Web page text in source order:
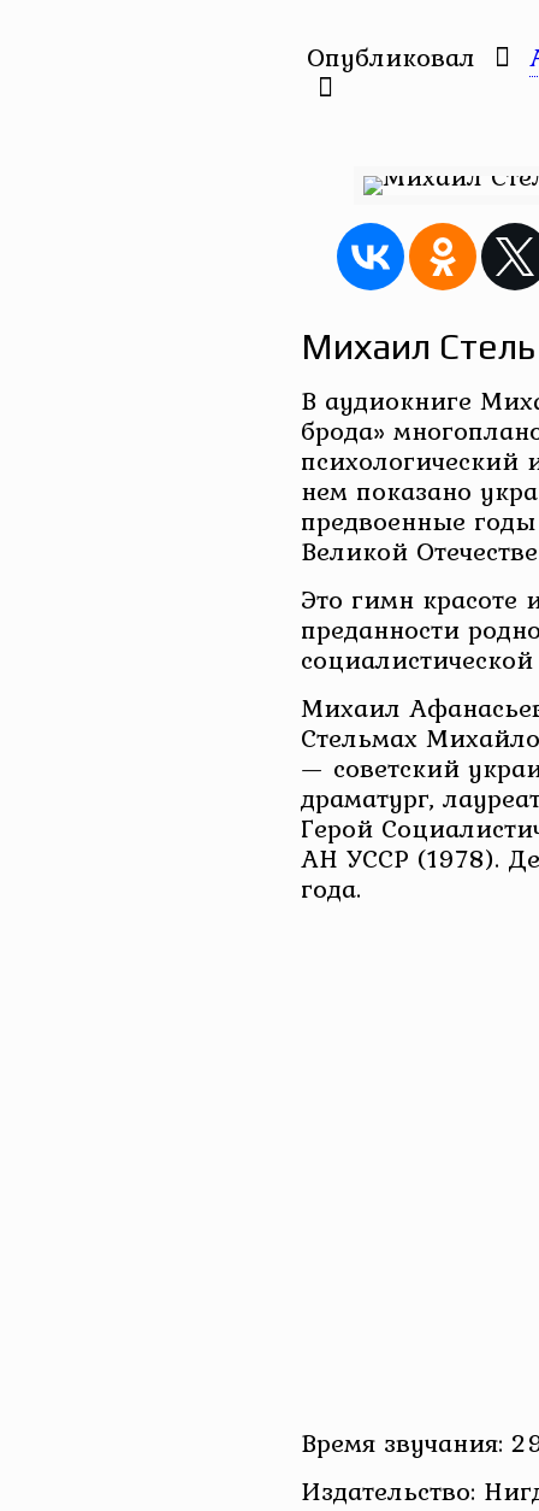
Опубликовал
Михаил
В аудиокниге
брода»
нем показано
предвоенные
Великой
Это гимн красоте
преданности
Михаил
Стельмах
— советский
драматург,
Герой
АН УССР (1978).
года.
Время звучания:
Издательство: